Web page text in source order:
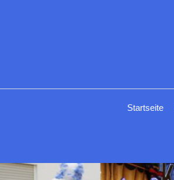
Startseite